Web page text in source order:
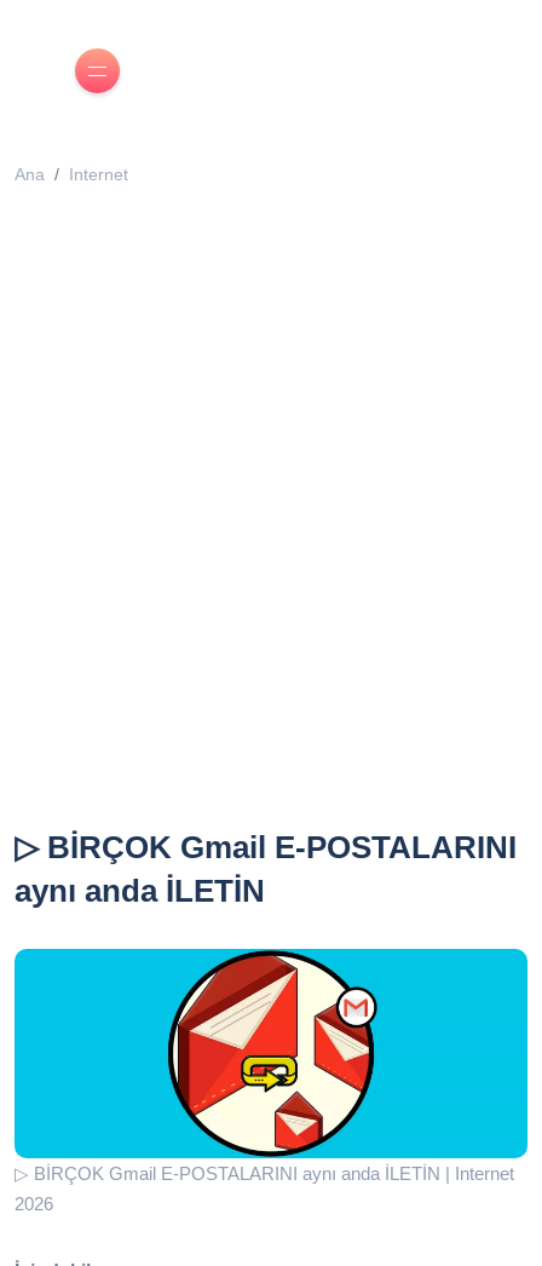
Ana Internet
▷ BİRÇOK Gmail E-POSTALARINI
aynı anda İLETİN
▷ BİRÇOK Gmail E-POSTALARINI aynı anda İLETİN | Internet
2026